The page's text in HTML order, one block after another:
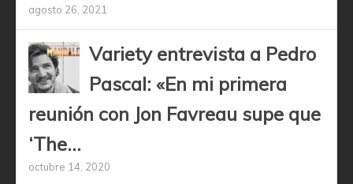
agosto 26, 2021
Variety entrevista a Pedro
Pascal: «En mi primera
reunión con Jon Favreau supe que
‘The...
octubre 14, 2020